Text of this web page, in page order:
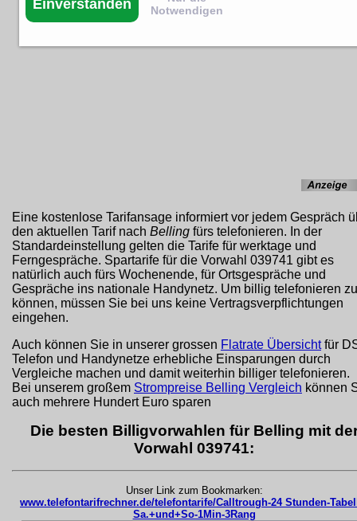
Eine kostenlose Tarifansage informiert vor jedem Gespräch
den aktuellen Tarif nach Belling fürs telefonieren. In der
Standardeinstellung gelten die Tarife für werktage und
Ferngespräche. Spartarife für die Vorwahl 039741 gibt es
natürlich auch fürs Wochenende, für Ortsgespräche und
Gespräche ins nationale Handynetz. Um billig telefonieren zu
können, müssen Sie bei uns keine Vertragsverpflichtungen
eingehen.
Auch können Sie in unserer grossen Flatrate Übersichtfür
Telefon und Handynetze erhebliche Einsparungen durch
Vergleiche machen und damit weiterhin billiger telefonieren.
Bei unserem großem Strompreise Belling Vergleich können
auch mehrere Hundert Euro sparen
Die besten Billigvorwahlen für Belling mit
Vorwahl 039741:
Unser Link zum Bookmarken:
www.telefontarifrechner.de/telefontarife/Calltrough-24 Stunden-
Sa.+und+So-1Min-3Rang
Einverstanden
Notwendigen